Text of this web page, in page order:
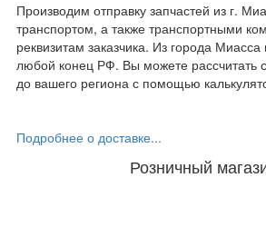
Производим отправку запчастей из г.
транспортом, а также транспортными
реквизитам заказчика. Из города Миасса
любой конец РФ. Вы можете рассчитать
до вашего региона с помощью
Подробнее о доставке...
Розничный